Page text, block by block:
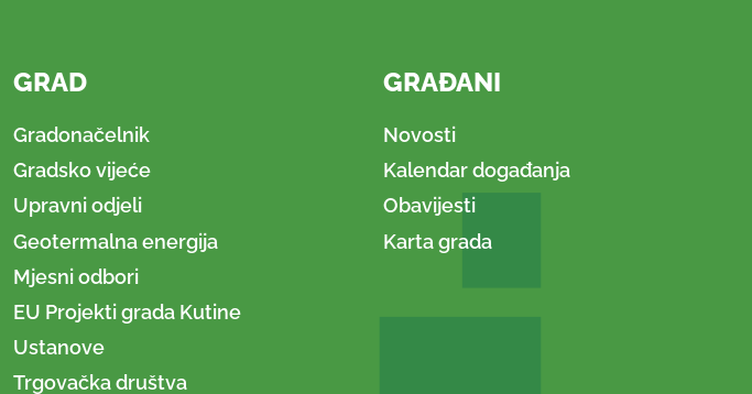
GRAD
Gradonačelnik
Gradsko vijeće
Upravni odjeli
Geotermalna energija
Mjesni odbori
EU Projekti grada Kutine
Ustanove
Trgovačka društva
GRAĐANI
Novosti
Kalendar događanja
Obavijesti
Karta grada